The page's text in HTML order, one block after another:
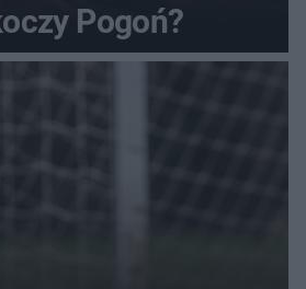
Pogoń?